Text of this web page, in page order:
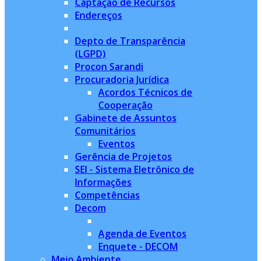
Endereços
Depto de Transparência
(LGPD)
Procon Sarandi
Procuradoria Jurídica
Acordos Técnicos de
Cooperação
Gabinete de Assuntos
Comunitários
Eventos
Gerência de Projetos
SEI - Sistema Eletrônico de
Informações
Competências
Decom
Agenda de Eventos
Enquete - DECOM